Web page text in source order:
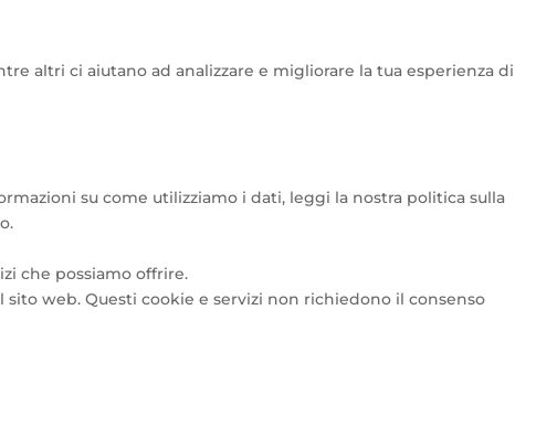
altri ci aiutano ad analizzare e migliorare la tua esperienza di
su come utilizziamo i dati, leggi la nostra politica sulla
che possiamo offrire.
web. Questi cookie e servizi non richiedono il consenso